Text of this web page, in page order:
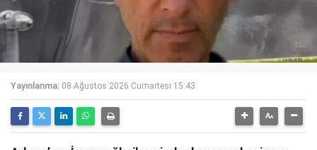
Yayınlanma: 08 Ağustos 2026 Cumartesi 15:43